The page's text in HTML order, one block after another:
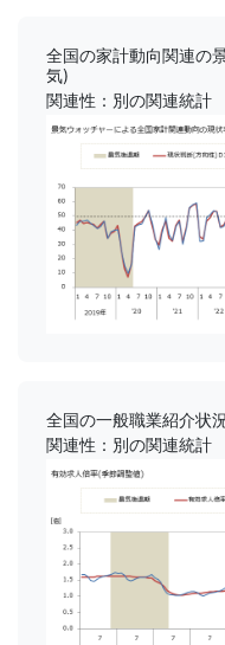
全国の家計動向関連の
気)
関連性：別の関連統計
全国の一般職業紹介状況
関連性：別の関連統計